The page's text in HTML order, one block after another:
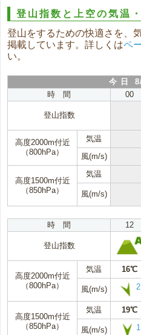
登山指数と上空の気温
登山をするための快適さを、
掲載しています。詳しくはペ
い。
今 日
時 間
00
登山指数
高度2000m付近
（800hPa）
気温
風(m/s)
高度1500m付近
（850hPa）
気温
風(m/s)
時 間 12
登山指数
高度2000m付近
（800hPa）
気温 16℃
風(m/s) 2
高度1500m付近
（850hPa）
気温 19℃
風(m/s) 1